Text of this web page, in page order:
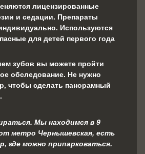
лицензированные
и седации. Препараты
Используются
для детей первого года
зубов вы можете пройти
обследование. Не нужно
чтобы сделать панорамный
Мы находимся в 9
метро Чернышевская, есть
где можно припарковаться.